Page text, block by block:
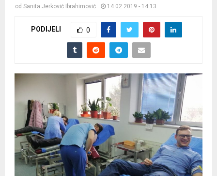
od Sanita Jerković Ibrahimović 14.02.2019 - 14:13
PODIJELI 0